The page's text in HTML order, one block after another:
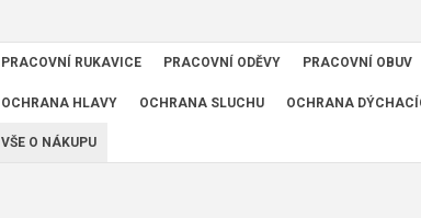
PRACOVNÍ RUKAVICE PRACOVNÍ ODĚVY PRACOVNÍ OBUV
OCHRANA HLAVY OCHRANA SLUCHU OCHRANA
VŠE O NÁKUPU